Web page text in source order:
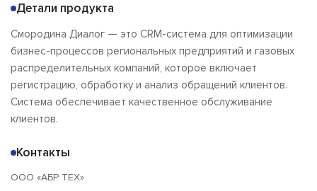
Детали продукта
Смородина Диалог — это СRM-система для оптимизации
бизнес-процессов региональных предприятий и газовых
распределительных компаний, которое включает
регистрацию, обработку и анализ обращений клиентов.
Система обеспечивает качественное обслуживание
клиентов.
Контакты
ООО «АБР ТЕХ»